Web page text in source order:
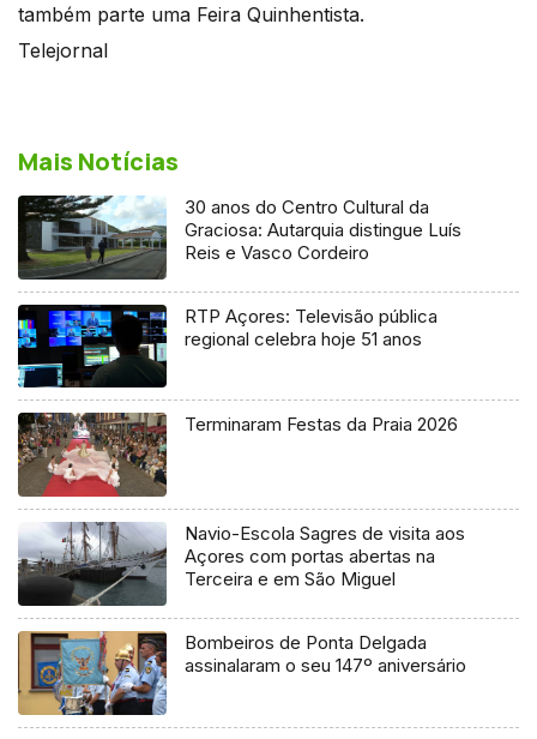
também parte uma Feira Quinhentista.
Telejornal
Mais Notícias
30 anos do Centro Cultural da
Graciosa: Autarquia distingue Luís
Reis e Vasco Cordeiro
RTP Açores: Televisão pública
regional celebra hoje 51 anos
Terminaram Festas da Praia 2026
Navio-Escola Sagres de visita aos
Açores com portas abertas na
Terceira e em São Miguel
Bombeiros de Ponta Delgada
assinalaram o seu 147º aniversário